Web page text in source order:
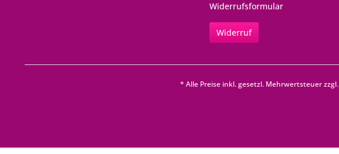
Widerrufsformular
Widerruf
* Alle Preise inkl. gesetzl. Mehrwertsteuer zzgl.